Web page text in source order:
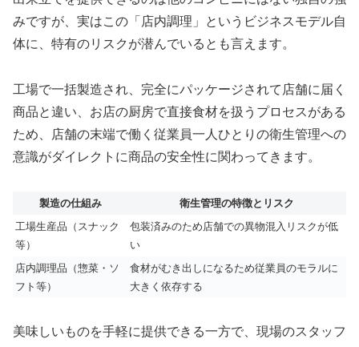
みですが、実はこの「店内調理」というビジネスモデル自
体に、特有のリスクが潜んでいるとも言えます。
工場で一括製造され、完全にパッケージされて店舗に届く
商品と違い、お店の厨房で直接食材を扱うプロセスがある
ため、店舗の末端で働く従業員一人ひとりの衛生管理への
意識がダイレクトに商品の安全性に関わってきます。
製造の仕組み
衛生管理の特徴とリスク
工場生産品（スナック
等）
包装済みのため店舗での異物混入リスクが低
い
店内調理品（惣菜・ソ
フト等）
食材がむき出しになるため従業員のモラルに
大きく依存する
美味しいものを手軽に提供できる一方で、現場のスタッフ